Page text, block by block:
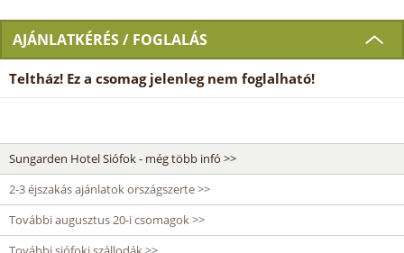
AJÁNLATKÉRÉS / FOGLALÁS
Teltház! Ez a csomag jelenleg nem foglalható!
Sungarden Hotel Siófok - még több infó >>
2-3 éjszakás ajánlatok országszerte >>
További augusztus 20-i csomagok >>